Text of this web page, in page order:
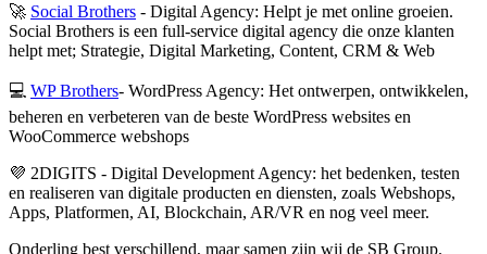
🚀 Social Brothers - Digital Agency: Helpt je met online groeien.
Social Brothers is een full-service digital agency die onze klanten
helpt met; Strategie, Digital Marketing, Content, CRM & Web
💻 WP Brothers- WordPress Agency: Het ontwerpen, ontwikkelen,
beheren en verbeteren van de beste WordPress websites en
WooCommerce webshops
💜 2DIGITS - Digital Development Agency: het bedenken, testen
en realiseren van digitale producten en diensten, zoals Webshops,
Apps, Platformen, AI, Blockchain, AR/VR en nog veel meer.
Onderling best verschillend, maar samen zijn wij de SB Group.